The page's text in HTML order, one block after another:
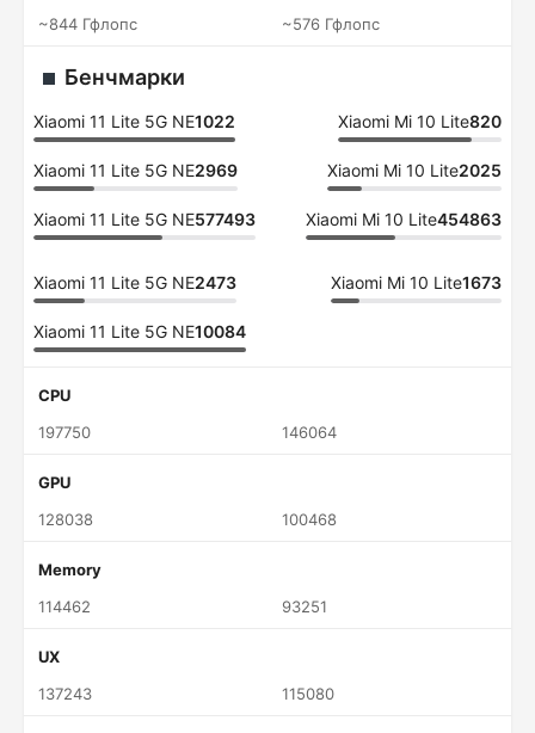
~844 Гфлопс
~576 Гфлопс
Бенчмарки
Xiaomi 11 Lite 5G NE1022 Xiaomi Mi 10 Lite820
Xiaomi 11 Lite 5G NE2969 Xiaomi Mi 10 Lite2025
Xiaomi 11 Lite 5G NE577493 Xiaomi Mi 10 Lite454863
Xiaomi 11 Lite 5G NE2473 Xiaomi Mi 10 Lite1673
Xiaomi 11 Lite 5G NE10084
CPU
197750
146064
GPU
128038
100468
Memory
114462
93251
UX
137243
115080